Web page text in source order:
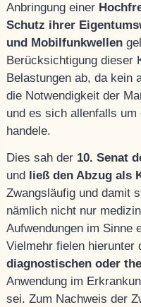
Anbringung einer
Schutz ihrer
und Mobilfunkwellen
Berücksichtigung dieser
Belastungen ab, da kein
die Notwendigkeit der
und es sich allenfalls um
handele.
Dies sah der 10. Senat
und
ließ den Abzug als
Zwangsläufig und damit
nämlich nicht nur
Aufwendungen im Sinne
Vielmehr fielen hierunter
diagnostischen oder
Anwendung im
sei. Zum Nachweis der